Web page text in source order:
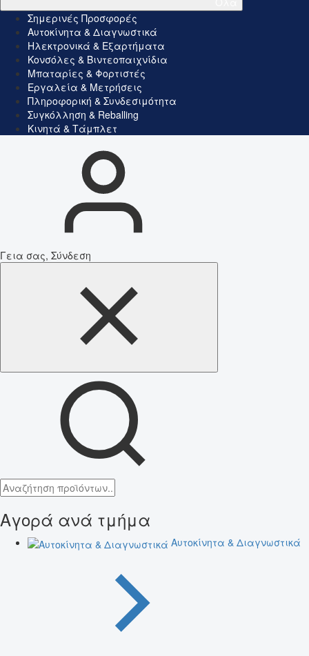
Σημερινές Προσφορές
Αυτοκίνητα & Διαγνωστικά
Ηλεκτρονικά & Εξαρτήματα
Κονσόλες & Βιντεοπαιχνίδια
Μπαταρίες & Φορτιστές
Εργαλεία & Μετρήσεις
Πληροφορική & Συνδεσιμότητα
Συγκόλληση & Reballing
Κινητά & Τάμπλετ
Γεια σας, Σύνδεση
Αγορά ανά τμήμα
Αυτοκίνητα & Διαγνωστικά